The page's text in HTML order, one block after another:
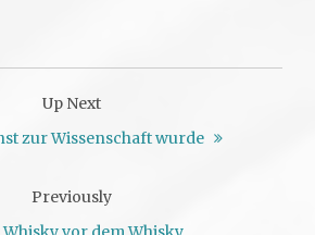
Up Next
zur Wissenschaft wurde
Previously